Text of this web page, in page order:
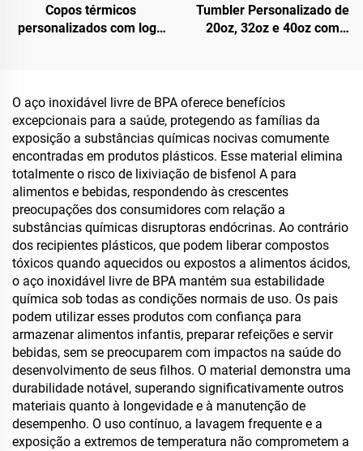
Copos térmicos
personalizados com logo
copo térmico de aço
inoxidável com isolamento
a vácuo e alça
Tumbler Personalizado de
20oz, 32oz e 40oz com
para Viagem com Alça,
para Bebidas Quentes e
Frias
O aço inoxidável livre de BPA oferece benefícios
excepcionais para a saúde, protegendo as famílias da
exposição a substâncias químicas nocivas comumente
encontradas em produtos plásticos. Esse material elimina
totalmente o risco de lixiviação de bisfenol A para
alimentos e bebidas, respondendo às crescentes
preocupações dos consumidores com relação a
substâncias químicas disruptoras endócrinas. Ao contrário
dos recipientes plásticos, que podem liberar compostos
tóxicos quando aquecidos ou expostos a alimentos ácidos,
o aço inoxidável livre de BPA mantém sua estabilidade
química sob todas as condições normais de uso. Os pais
podem utilizar esses produtos com confiança para
armazenar alimentos infantis, preparar refeições e servir
bebidas, sem se preocuparem com impactos na saúde do
desenvolvimento de seus filhos. O material demonstra uma
durabilidade notável, superando significativamente outros
materiais quanto à longevidade e à manutenção de
desempenho. O uso contínuo, a lavagem frequente e a
exposição a extremos de temperatura não comprometem a